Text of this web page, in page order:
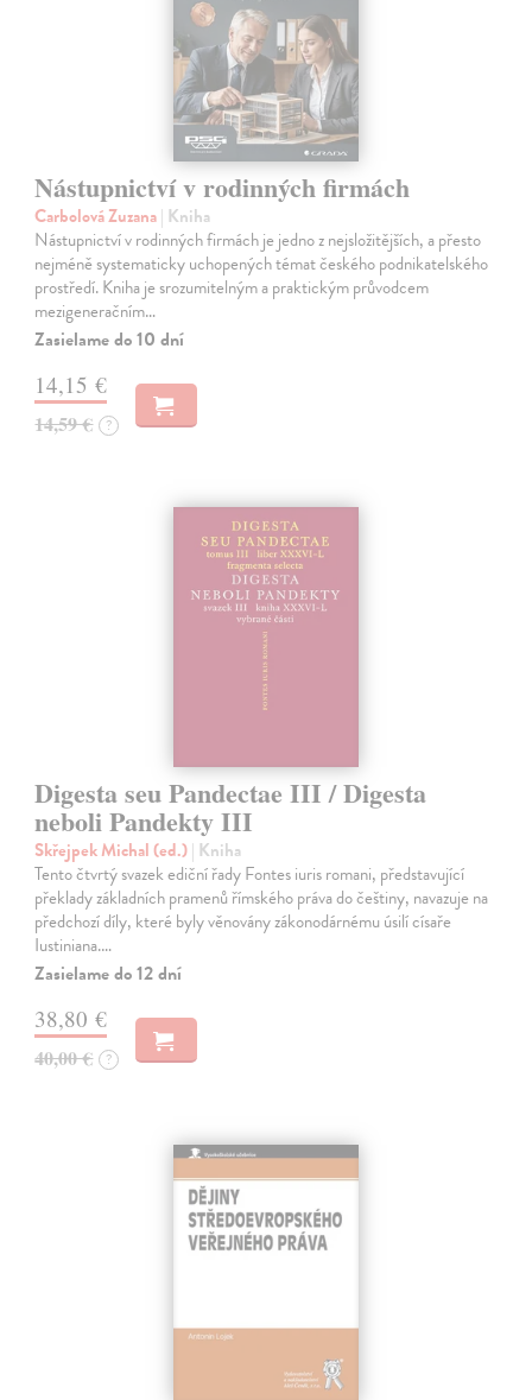
Nástupnictví v rodinných firmách
Carbolová Zuzana| Kniha
Nástupnictví v rodinných firmách je jedno z nejsložitějších, a přesto
nejméně systematicky uchopených témat českého podnikatelského
prostředí. Kniha je srozumitelným a praktickým průvodcem
mezigeneračním…
Zasielame do 10 dní
14,15 €
14,59 € ?
Digesta seu Pandectae III / Digesta
neboli Pandekty III
Skřejpek Michal (ed.)| Kniha
Tento čtvrtý svazek ediční řady Fontes iuris romani, představující
překlady základních pramenů římského práva do češtiny, navazuje na
předchozí díly, které byly věnovány zákonodárnému úsilí císaře
Iustiniana.…
Zasielame do 12 dní
38,80 €
40,00 € ?